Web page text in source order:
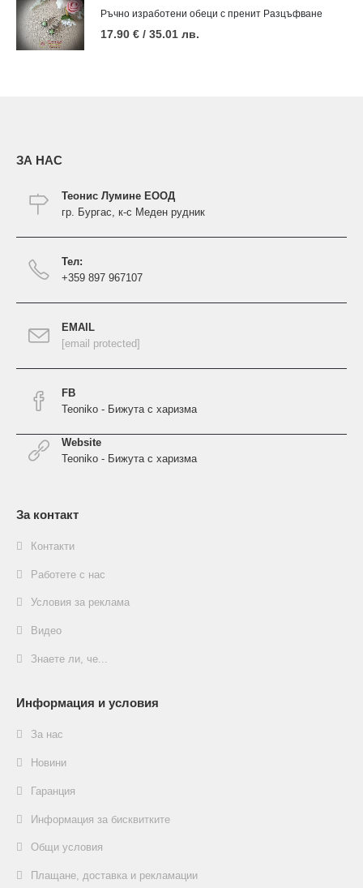
Ръчно изработени обеци с пренит Разцъфване
17.90 € / 35.01 лв.
ЗА НАС
Теонис Лумине ЕООД
гр. Бургас, к-с Меден рудник
Тел:
+359 897 967107
EMAIL
[email protected]
FB
Teoniko - Бижута с харизма
Website
Teoniko - Бижута с харизма
За контакт
Контакти
Работете с нас
Условия за реклама
Видео
Знаете ли, че...
Информация и условия
За нас
Новини
Гаранция
Информация за бисквитките
Общи условия
Плащане, доставка и рекламации